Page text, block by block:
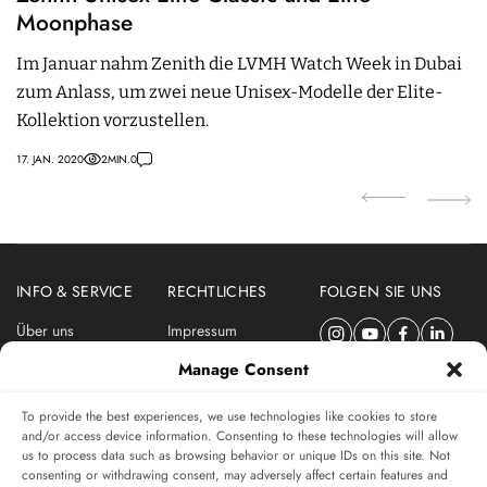
Manage Consent
To provide the best experiences, we use technologies like cookies to store
and/or access device information. Consenting to these technologies will allow
us to process data such as browsing behavior or unique IDs on this site. Not
consenting or withdrawing consent, may adversely affect certain features and
Moonphase
Im Januar nahm Zenith die LVMH Watch Week in Dubai
zum Anlass, um zwei neue Unisex-Modelle der Elite-
Kollektion vorzustellen.
17. JAN. 2020 2MIN.0
INFO & SERVICE
Über uns
RECHTLICHES
Impressum
Datenschutzerklärung
FOLGEN SIE UNS
ABONNIEREN SIE DEN SWISSWATCHES NEWSLETTER
Das unabhängige Magazin für Uhren-Connaisseurs